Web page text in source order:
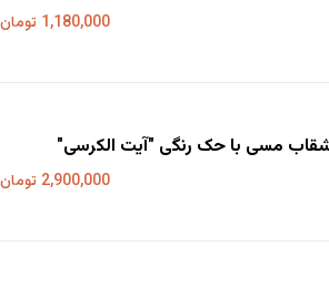
1,180,000 تومان
مسی با حک رنگی "آیت الکرسی"
2,900,000 تومان